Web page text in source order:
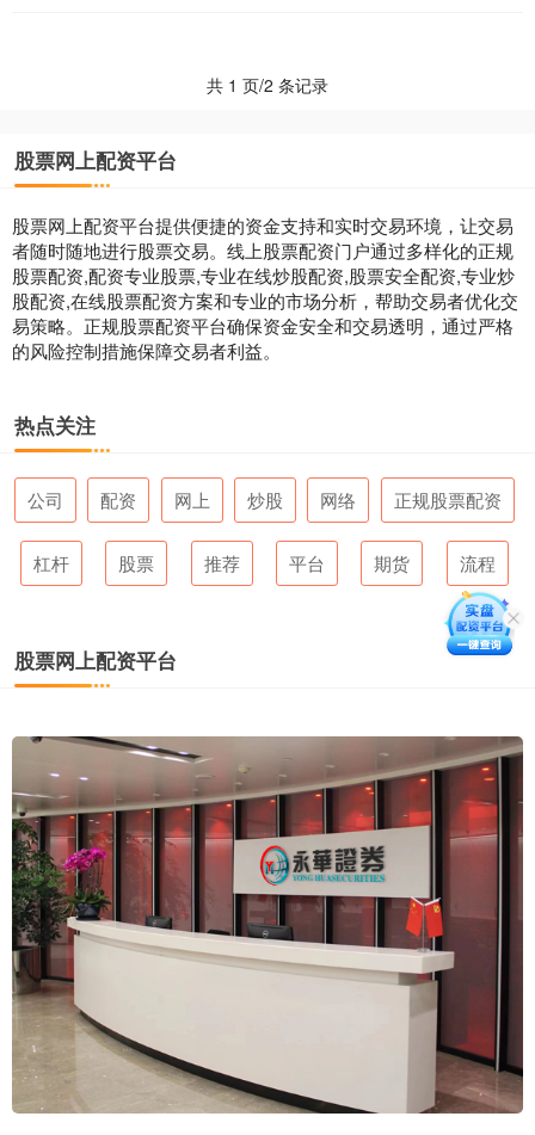
共 1 页/2 条记录
股票网上配资平台
股票网上配资平台提供便捷的资金支持和实时交易环境，让交易
者随时随地进行股票交易。线上股票配资门户通过多样化的正规
股票配资,配资专业股票,专业在线炒股配资,股票安全配资,专业炒
股配资,在线股票配资方案和专业的市场分析，帮助交易者优化交
易策略。正规股票配资平台确保资金安全和交易透明，通过严格
的风险控制措施保障交易者利益。
热点关注
公司 配资 网上 炒股 网络 正规股票配资
杠杆 股票 推荐 平台 期货 流程
股票网上配资平台